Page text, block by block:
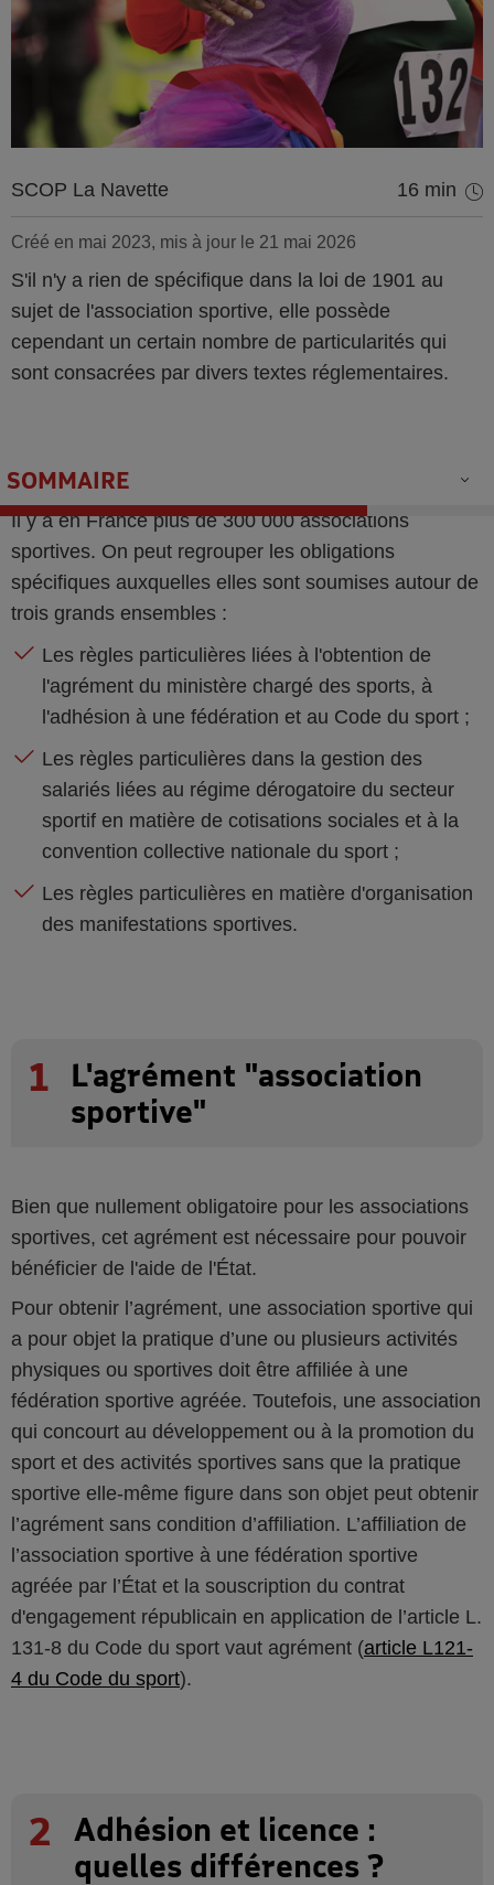
SCOP La Navette 16 min
Créé en mai 2023, mis à jour le 21 mai 2026
S'il n'y a rien de spécifique dans la loi de 1901 au
sujet de l'association sportive, elle possède
cependant un certain nombre de particularités qui
sont consacrées par divers textes réglementaires.
SOMMAIRE
Il y a en France plus de 300 000 associations
sportives. On peut regrouper les obligations
spécifiques auxquelles elles sont soumises autour de
trois grands ensembles :
Les règles particulières liées à l'obtention de
l'agrément du ministère chargé des sports, à
l'adhésion à une fédération et au Code du sport ;
Les règles particulières dans la gestion des
salariés liées au régime dérogatoire du secteur
sportif en matière de cotisations sociales et à la
convention collective nationale du sport ;
Les règles particulières en matière d'organisation
des manifestations sportives.
1
L'agrément "association
sportive"
Bien que nullement obligatoire pour les associations
sportives, cet agrément est nécessaire pour pouvoir
bénéficier de l'aide de l'État.
Pour obtenir l’agrément, une association sportive qui
a pour objet la pratique d’une ou plusieurs activités
physiques ou sportives doit être affiliée à une
fédération sportive agréée. Toutefois, une association
qui concourt au développement ou à la promotion du
sport et des activités sportives sans que la pratique
sportive elle-même figure dans son objet peut obtenir
l’agrément sans condition d’affiliation. L’affiliation de
l’association sportive à une fédération sportive
agréée par l’État et la souscription du contrat
d'engagement républicain en application de l’article L.
131-8 du Code du sport vaut agrément (article L121-
4 du Code du sport).
2
Adhésion et licence :
quelles différences ?